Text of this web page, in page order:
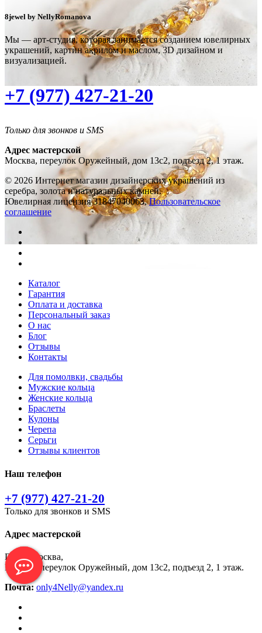
8jewel by NellyRomanova
Мы — арт-студия, которая занимается созданием ювелирных
украшений, картин акрилом и маслом, 3D дизайном и
визуализацией.
+7 (977) 427-21-20
Только для звонков и SMS
Адрес мастерской
Москва, переулок Оружейный, дом 13с2, подъезд 2, 1 этаж.
© 2026 Интернет магазин дизайнерских украшений из
серебра, золота и натуральных камней.
Ювелирная лицензия 31847040063,Пользовательское
соглашение
Каталог
Гарантия
Оплата и доставка
Персональный заказ
О нас
Блог
Отзывы
Контакты
Для помолвки, свадьбы
Мужские кольца
Женские кольца
Браслеты
Кулоны
Черепа
Серьги
Отзывы клиентов
Наш телефон
+7 (977) 427-21-20
Только для звонков и SMS
Адрес мастерской
Город Москва,
Москва, переулок Оружейный, дом 13с2, подъезд 2, 1 этаж.
Почта: only4Nelly@yandex.ru